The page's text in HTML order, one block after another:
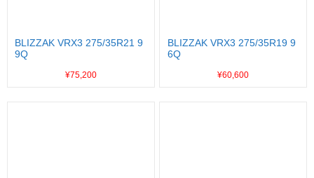
BLIZZAK VRX3 275/35R21 9
9Q
¥75,200
BLIZZAK VRX3 275/35R19 9
6Q
¥60,600